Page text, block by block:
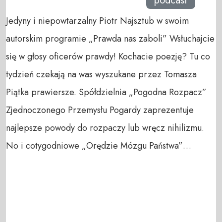
Jedyny i niepowtarzalny Piotr Najsztub w swoim
autorskim programie „Prawda nas zaboli” Wsłuchajcie
się w głosy oficerów prawdy! Kochacie poezję? Tu co
tydzień czekają na was wyszukane przez Tomasza
Piątka prawiersze. Spółdzielnia „Pogodna Rozpacz”
Zjednoczonego Przemysłu Pogardy zaprezentuje
najlepsze powody do rozpaczy lub wręcz nihilizmu.
No i cotygodniowe „Orędzie Mózgu Państwa”…